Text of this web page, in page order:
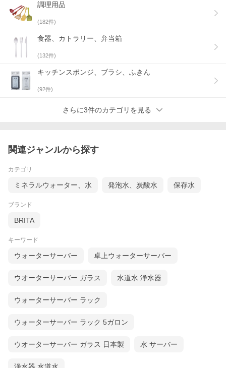
調理用品
(182件)
食器、カトラリー、弁当箱
(132件)
キッチンスポンジ、ブラシ、ふきん
(92件)
さらに3件のカテゴリを見る
関連ジャンルから探す
カテゴリ
ミネラルウォーター、水 発泡水、炭酸水 保存水
ブランド
BRITA
キーワード
ウォーターサーバー 卓上ウォーターサーバー
ウオーターサーバー ガラス 水道水 浄水器
ウォーターサーバー ラック
ウォーターサーバー ラック 5ガロン
ウオーターサーバー ガラス 日本製 水 サーバー